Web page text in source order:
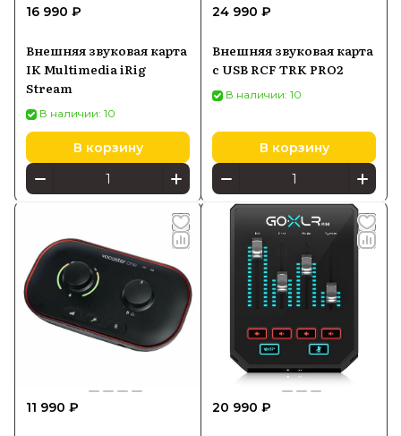
16 990 ₽
Внешняя звуковая карта
IK Multimedia iRig
Stream
В наличии: 10
В корзину
24 990 ₽
Внешняя звуковая карта
с USB RCF TRK PRO2
В наличии: 10
В корзину
11 990 ₽ 20 990 ₽